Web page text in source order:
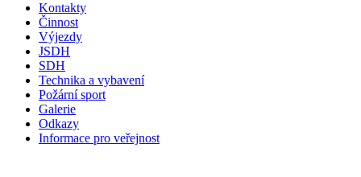
Kontakty
Činnost
Výjezdy
JSDH
SDH
Technika a vybavení
Požární sport
Galerie
Odkazy
Informace pro veřejnost